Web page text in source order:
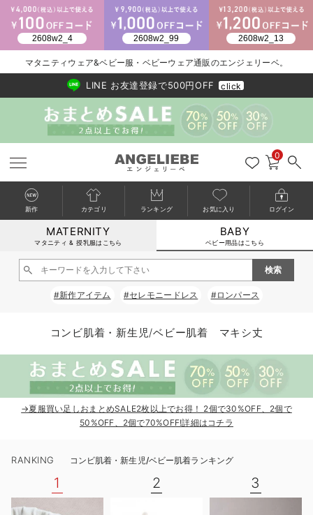
新生児服全て
ベビー服全て
ロンパース・カバーオール
ベビー ブルマ
ベビー スカート
ベビー アウター
ベビー セットアップ
シーズンアイテム全て
ベビー・新生児 寝具全て
ベビーベッド・布団 （ベビー・新生児）
ベビー 雑貨全て
ベビーチェア（ハイローチェア）・ベビーラック
ベビー 雑貨 小物
ベビー安全グッズ
メモリアルグッズ
授乳・調乳・お食事
お出かけグッズ全て
ベビー｜季節の特集全て
猛暑からベビーを守るひんやりグッズ
ベビーの動物なりきり特集
ベビー 夏のお役立ちグッズ特集
袴ロンパース特集
アウトレット全て
【アウトレット】ワンピース
【アウトレット】パジャマ
【アウトレット】インナー
特集全て
抗菌防臭加工
コットン素材
冷房対策
Tシャツブラ
ブラトップ
再入荷全て
再入荷｜インナー
戻る
送料無料アイテム全て
ワンピース
スカート
パジャマ
雑貨
ベビー
戻る
ブラキャミ おまとめ
戻る
【37周年祭セール】
【37周年祭セール】
戻る
気温差別オススメア
【15℃】3月下旬～
戻る
動きやすく着回しで
戻る
強撚スムース(コスパ
戻る
マタニティウェア
【おまとめ割】パジ
戻る
こだわりの履き心地
カジュアル
オフィス
戻る
ジャケット派
きれいめ美脚パンツ派
ツィード派
セットアップ派
戻る
出産準備応援割全て
マタニティパジャマ
戻る
【オフィスカジュア
戻る
レギンスタイプ
戻る
【フォーマル】ワン
戻る
【ベビー】長袖
戻る
ハンカチ
短肌着
セット
戻る
快適ウェア10%OFF
快適ウェア10%OFF
戻る
春のマタニティワン
セットアップ・ レイ
ジャンパースカート/
ワーク・オフィス
フォーマル / オケー
あったかアイテム｜
戻る
Gift Selection 出産
〜3,000円（税込）
10,001円（税込）〜
女の子におススメの
定番ギフト
もらって嬉しいギフト
戻る
冬の冷え対策インナ
薄くてあったか
保温&リカバリー
レギンス・タイツ
あったか度◎
裏起毛素材
戻る
入院準備の持ち物チ
入院してすぐ使うグ
戻る
冬のあったか特集全て
【冬のあったか特集
【冬のあったか特集
マタニティウェア&ベビー服・ベビーウェア通販のエンジェリーベ。
2026/NewArrival
送料495円(一部地域を除く) 7,700円以上で送料無料
LINE お友達登録で500円OFF click
0
新作 カテゴリ ランキング お気に入り ログイン
MATERNITY
マタニティ & 授乳服はこちら
BABY
ベビー用品はこちら
#新作アイテム #セレモニードレス #ロンパース
コンビ肌着・新生児/ベビー肌着 マキシ丈
→夏服買い足しおまとめSALE2枚以上でお得！ 2個で30%OFF、2個で
50%OFF、2個で70%OFF!詳細はコチラ
RANKING コンビ肌着・新生児/ベビー肌着ランキング
1 2 3
カートに入れる
閉じる